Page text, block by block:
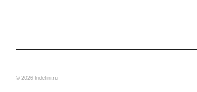
© 2026 Indefini.ru